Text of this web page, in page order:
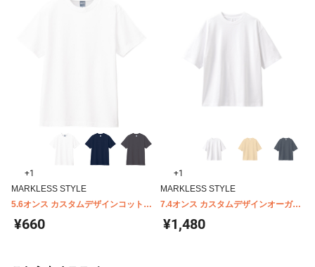
+1
MARKLESS STYLE
5.6オンス カスタムデザインコットン
¥660
+1
MARKLESS STYLE
7.4オンス カスタムデザインオーガニ
TA1-0002
¥1,480